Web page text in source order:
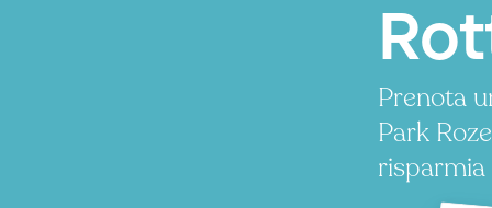
Prenota
Park
risparmia